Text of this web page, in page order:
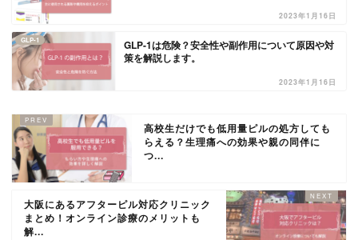
2023年1月16日
GLP-1
GLP-1は危険？安全性や副作用について原因や対
策を解説します。
2023年1月16日
高校生だけでも低用量ピルの処方しても
らえる？生理痛への効果や親の同伴に
つ...
大阪にあるアフターピル対応クリニック
まとめ！オンライン診療のメリットも
解...